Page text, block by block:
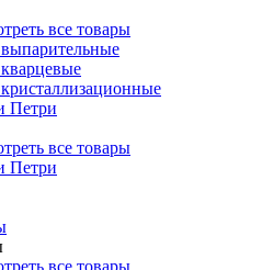
все товары
Петри
все товары
Петри
все товары